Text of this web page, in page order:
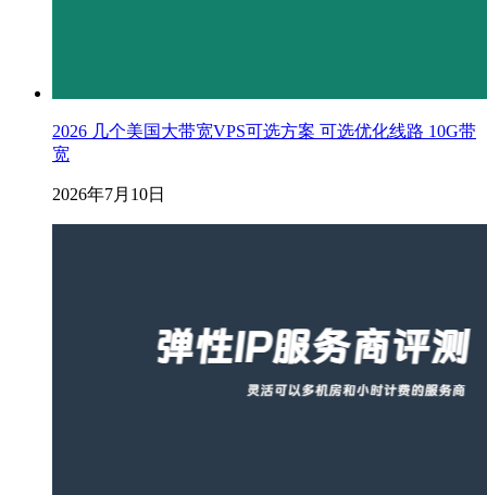
2026 几个美国大带宽VPS可选方案 可选优化线路 10G带
宽
2026年7月10日